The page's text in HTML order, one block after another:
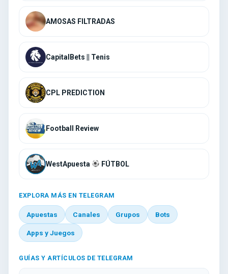
AMOSAS FILTRADAS
CapitalBets || Tenis
CPL PREDICTION
Football Review
WestApuesta FÚTBOL
EXPLORA MÁS EN TELEGRAM
Apuestas Canales Grupos Bots
Apps y Juegos
GUÍAS Y ARTÍCULOS DE TELEGRAM